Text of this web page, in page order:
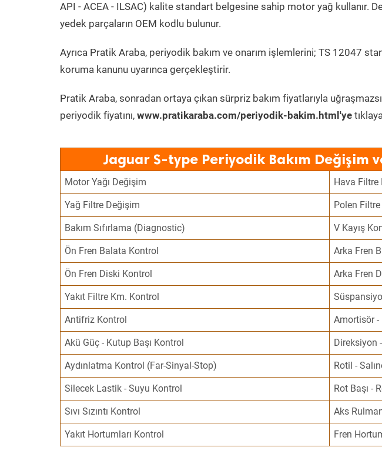
API - ACEA - ILSAC) kalite standart belgesine sahip motor yağ kullanır.
yedek parçaların OEM kodlu bulunur.
Ayrıca Pratik Araba, periyodik bakım ve onarım işlemlerini; TS 12047
koruma kanunu uyarınca gerçekleştirir.
Pratik Araba, sonradan ortaya çıkan sürpriz bakım fiyatlarıyla
periyodik fiyatını, www.pratikaraba.com/periyodik-bakim.html'ye
Jaguar S-type Periyodik Bakım Değişim
Motor Yağı Değişim Hava Filtre
Yağ Filtre Değişim Polen
Bakım Sıfırlama (Diagnostic) V Kayış
Ön Fren Balata Kontrol Arka Fren
Ön Fren Diski Kontrol Arka Fren
Yakıt Filtre Km. Kontrol
Antifriz Kontrol Amortisör -
Akü Güç - Kutup Başı Kontrol Direksiyon
Aydınlatma Kontrol (Far-Sinyal-Stop) Rotil -
Silecek Lastik - Suyu Kontrol Rot Başı -
Sıvı Sızıntı Kontrol Aks
Yakıt Hortumları Kontrol Fren